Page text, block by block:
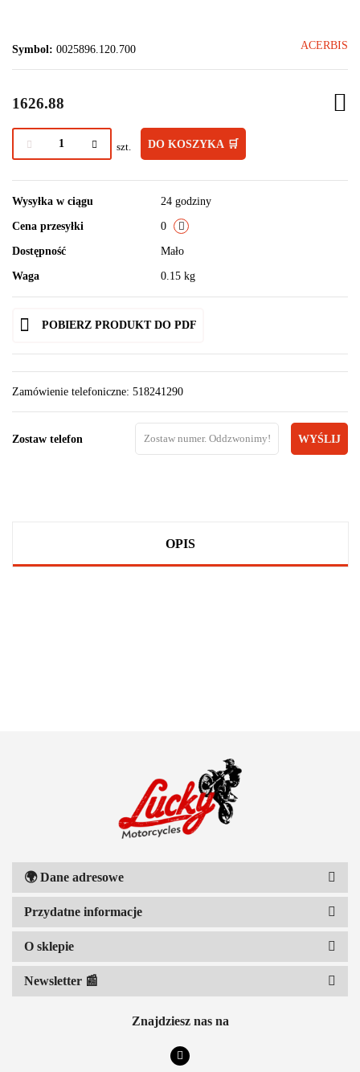
Symbol: 0025896.120.700 ACERBIS
1626.88
szt. DO KOSZYKA 🛒
Wysyłka w ciągu 24 godziny
Cena przesyłki 0
Dostępność Mało
Waga 0.15 kg
POBIERZ PRODUKT DO PDF
Zamówienie telefoniczne: 518241290
Zostaw telefon WYŚLIJ
OPIS
ACCEL
🌍Dane adresowe
Przydatne informacje
O sklepie
Newsletter 📰
Znajdziesz nas na